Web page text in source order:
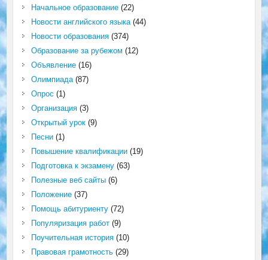
Начальное образование(22)
Новости английского языка(44)
Новости образования(374)
Образование за рубежом (12)
Объявление(16)
Олимпиада(87)
Опрос (1)
Организация(3)
Открытый урок(9)
Песни(1)
Повышение квалификации(19)
Подготовка к экзамену(63)
Полезные веб сайты(6)
Положение(37)
Помощь абитуриенту(72)
Популяризация работ(9)
Поучительная история(10)
Правовая грамотность(29)